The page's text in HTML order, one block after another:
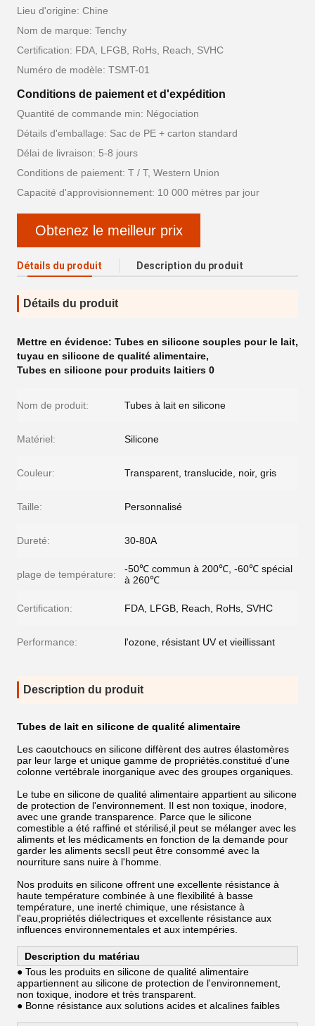
Lieu d'origine: Chine
Nom de marque: Tenchy
Certification: FDA, LFGB, RoHs, Reach, SVHC
Numéro de modèle: TSMT-01
Conditions de paiement et d'expédition
Quantité de commande min: Négociation
Détails d'emballage: Sac de PE + carton standard
Délai de livraison: 5-8 jours
Conditions de paiement: T / T, Western Union
Capacité d'approvisionnement: 10 000 mètres par jour
Obtenez le meilleur prix
Détails du produit Description du produit
Détails du produit
Mettre en évidence: Tubes en silicone souples pour le lait,
tuyau en silicone de qualité alimentaire,
Tubes en silicone pour produits laitiers 0
Nom de produit: Tubes à lait en silicone
Matériel: Silicone
Couleur: Transparent, translucide, noir, gris
Taille: Personnalisé
Dureté: 30-80A
plage de température:
-50℃ commun à 200℃, -60℃ spécial
à 260℃
Certification: FDA, LFGB, Reach, RoHs, SVHC
Performance: l'ozone, résistant UV et vieillissant
Description du produit
Tubes de lait en silicone de qualité alimentaire
Les caoutchoucs en silicone diffèrent des autres élastomères
par leur large et unique gamme de propriétés.constitué d'une
colonne vertébrale inorganique avec des groupes organiques.
Le tube en silicone de qualité alimentaire appartient au silicone
de protection de l'environnement. Il est non toxique, inodore,
avec une grande transparence. Parce que le silicone
comestible a été raffiné et stérilisé,il peut se mélanger avec les
aliments et les médicaments en fonction de la demande pour
garder les aliments secsIl peut être consommé avec la
nourriture sans nuire à l'homme.
Nos produits en silicone offrent une excellente résistance à
haute température combinée à une flexibilité à basse
température, une inerté chimique, une résistance à
l'eau,propriétés diélectriques et excellente résistance aux
influences environnementales et aux intempéries.
Description du matériau
● Tous les produits en silicone de qualité alimentaire
appartiennent au silicone de protection de l'environnement,
non toxique, inodore et très transparent.
● Bonne résistance aux solutions acides et alcalines faibles